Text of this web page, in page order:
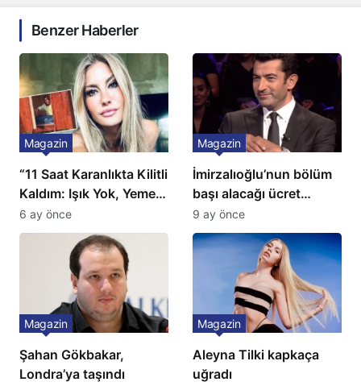
Benzer Haberler
“11 Saat Karanlıkta Kilitli
Kaldım: Işık Yok, Yemek
Yok, Tuvalet Yok!”
Çağla Şikel’den Şok
Magazin
6 ay önce
İmirzalıoğlu’nun bölüm
başı alacağı ücret
Türkiye’de bir ilk:
Gözünü 2 ilçeye dikti!
Magazin
9 ay önce
Şahan Gökbakar,
Londra’ya taşındı
Magazin
Aleyna Tilki kapkaça
uğradı
Magazin